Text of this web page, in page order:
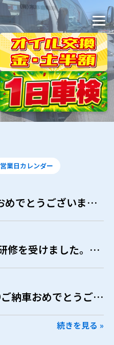
営業日カレンダー
SUZUKI ALTO ご納車おめでとうございます！
カーコンビニ倶楽部の研修を受けました。新しい技術で、もっと良い鈑金整備工場へ。
Y様 DAIHATSU TANTOご納車おめでとうございます！
続きを見る »